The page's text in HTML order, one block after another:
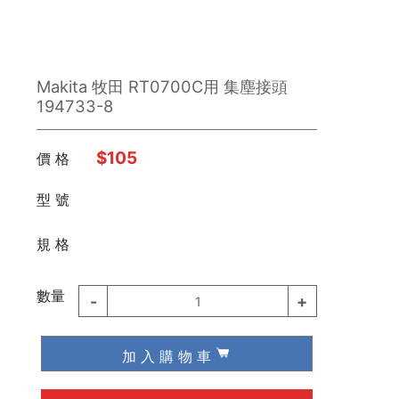
Makita 牧田 RT0700C用 集塵接頭
194733-8
價 格 $105
型 號
規 格
數量 - 1 +
加 入 購 物 車